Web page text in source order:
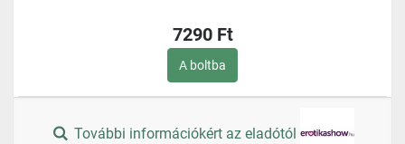
7290 Ft
A boltba
További információkért az eladótól